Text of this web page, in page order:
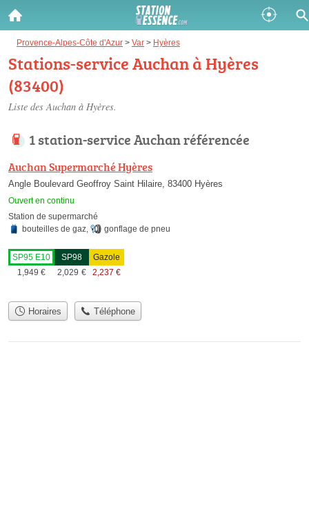
Provence-Alpes-Côte d'Azur > Var > Hyères
Stations-service Auchan à Hyères
(83400)
Liste des Auchan à Hyères.
1 station-service Auchan référencée
Auchan Supermarché Hyères
Angle Boulevard Geoffroy Saint Hilaire, 83400 Hyères
Ouvert en continu
Station de supermarché
bouteilles de gaz, gonflage de pneu
SP95 E10
1,949 €
SP98
2,029 €
Gazole
2,237 €
Horaires Téléphone
Gazole :
Disponible Épuisé
Disponible Épuisé